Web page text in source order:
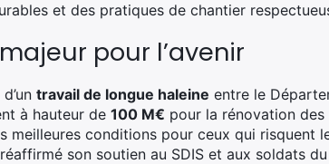
et des pratiques de chantier
pour l’avenir
travail de longue haleine entre le
à hauteur de 100 M€ pour la rénovation des
conditions pour ceux qui risquent
son soutien au SDIS et aux soldats